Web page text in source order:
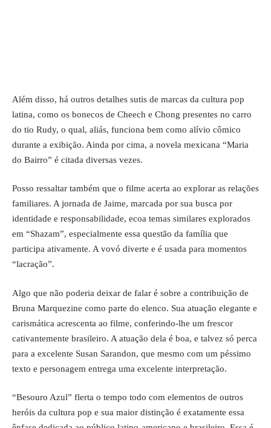
Além disso, há outros detalhes sutis de marcas da cultura pop
latina, como os bonecos de Cheech e Chong presentes no carro
do tio Rudy, o qual, aliás, funciona bem como alívio cômico
durante a exibição. Ainda por cima, a novela mexicana “Maria
do Bairro” é citada diversas vezes.
Posso ressaltar também que o filme acerta ao explorar as relações
familiares. A jornada de Jaime, marcada por sua busca por
identidade e responsabilidade, ecoa temas similares explorados
em “Shazam”, especialmente essa questão da família que
participa ativamente. A vovó diverte e é usada para momentos
“lacração”.
Algo que não poderia deixar de falar é sobre a contribuição de
Bruna Marquezine como parte do elenco. Sua atuação elegante e
carismática acrescenta ao filme, conferindo-lhe um frescor
cativantemente brasileiro. A atuação dela é boa, e talvez só perca
para a excelente Susan Sarandon, que mesmo com um péssimo
texto e personagem entrega uma excelente interpretação.
“Besouro Azul” flerta o tempo todo com elementos de outros
heróis da cultura pop e sua maior distinção é exatamente essa